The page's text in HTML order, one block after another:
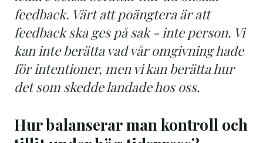
feedback. Värt att poängtera är att
feedback ska ges på sak - inte person. Vi
kan inte berätta vad vår omgivning hade
för intentioner, men vi kan berätta hur
det som skedde landade hos oss.
Hur balanserar man kontroll och